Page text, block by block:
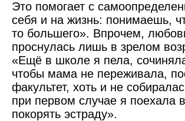
Это помогает с
себя и на жизнь: понимаешь,
то большего». Впрочем,
проснулась лишь в зрелом
«Ещё в школе я пела,
чтобы мама не переживала,
факультет, хоть и не
при первом случае я поехала
покорять эстраду».